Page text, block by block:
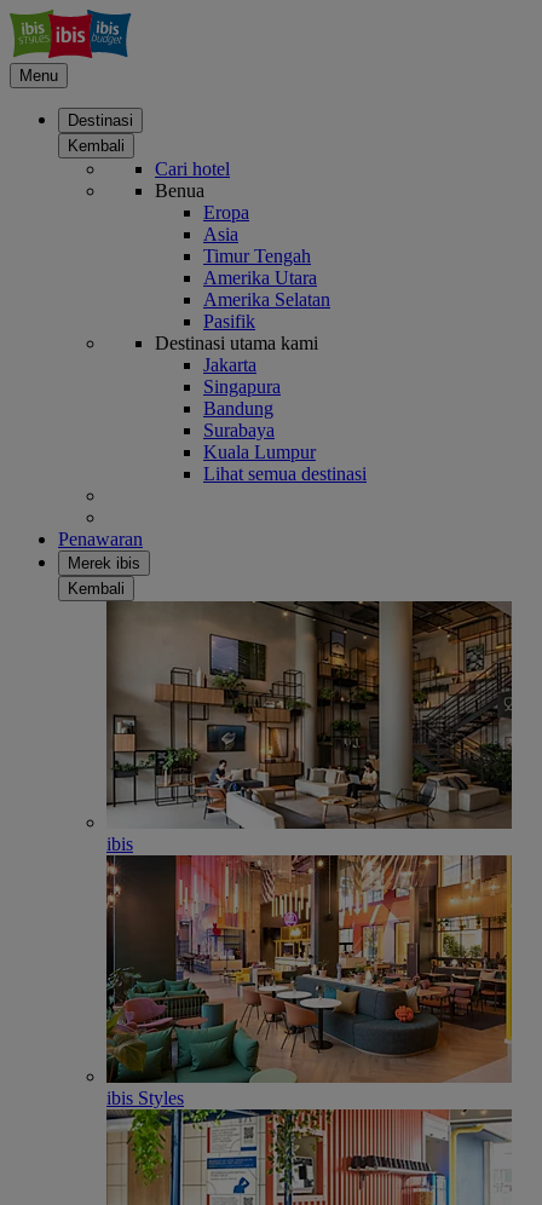
Menu
Destinasi
Kembali
Cari hotel
Benua
Eropa
Asia
Timur Tengah
Amerika Utara
Amerika Selatan
Pasifik
Destinasi utama kami
Jakarta
Singapura
Bandung
Surabaya
Kuala Lumpur
Lihat semua destinasi
Penawaran
Merek ibis
Kembali
ibis
ibis Styles